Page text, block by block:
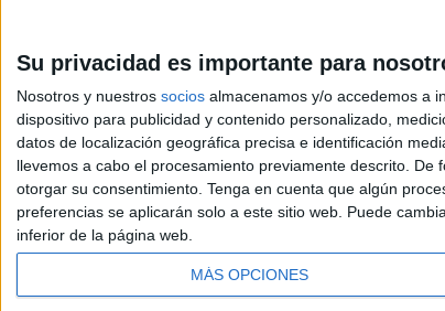
Su privacidad es importante para
Nosotros y nuestros socios almacenamos y/o accedemos a
dispositivo para publicidad y contenido personalizado,
datos de localización geográfica precisa e identificación
llevemos a cabo el procesamiento previamente descrito.
otorgar su consentimiento. Tenga en cuenta que algún
preferencias se aplicarán solo a este sitio web. Puede
inferior de la página web.
MÁS OPCIONES
© 2003-